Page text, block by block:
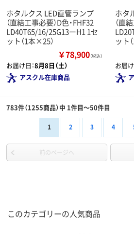
ホタルクス LED直管ランプ
（直結工事必要）D色・FHF32
LD40T65/16/25G13ーH1 1セ
ット（1本×25）
￥78,900（税込）
お届け日：8月8日（土）
アスクル在庫商品
ホタ
（直
ット
お届け
783件（1255商品）中 1件目～50件目
1 2 3 4
前のページへ
このカテゴリーの人気商品